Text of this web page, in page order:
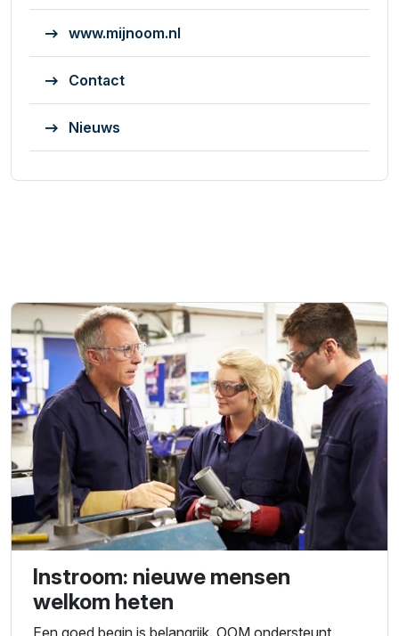
www.mijnoom.nl
Contact
Nieuws
Instroom: nieuwe mensen
welkom heten